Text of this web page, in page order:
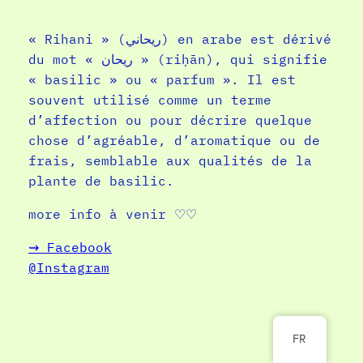
« Rihani » (ريحاني) en arabe est dérivé
du mot « ريحان » (riḥān), qui signifie
« basilic » ou « parfum ». Il est
souvent utilisé comme un terme
d’affection ou pour décrire quelque
chose d’agréable, d’aromatique ou de
frais, semblable aux qualités de la
plante de basilic.
more info à venir ♡♡
⇝ Facebook
@Instagram
FR